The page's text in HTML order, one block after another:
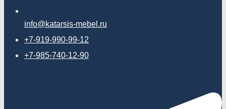
info@katarsis-mebel.ru
+7-919-990-99-12
+7-985-740-12-90